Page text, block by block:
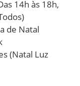
14h às 18h,
de Natal
(Natal Luz